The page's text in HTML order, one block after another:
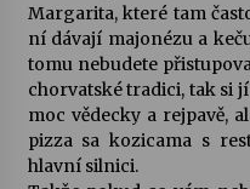
Margarita, které tam
ní dávají majonézu a
tomu nebudete
chorvatské tradici, tak si
moc vědecky a rejpavě,
pizza sa kozicama s
hlavní silnici.